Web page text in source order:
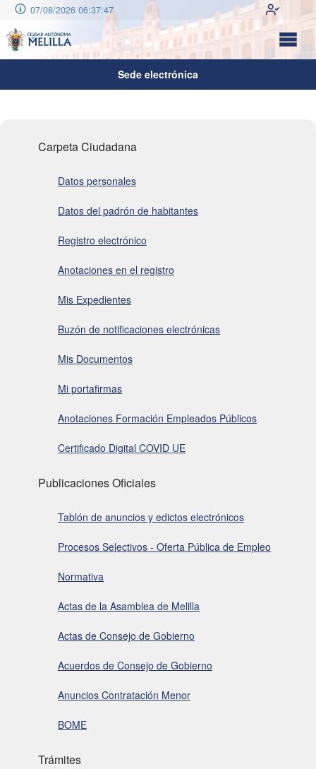
07/08/2026 06:37:47
Sede electrónica
Carpeta Ciudadana
Datos personales
Datos del padrón de habitantes
Registro electrónico
Anotaciones en el registro
Mis Expedientes
Buzón de notificaciones electrónicas
Mis Documentos
Mi portafirmas
Anotaciones Formación Empleados Públicos
Certificado Digital COVID UE
Publicaciones Oficiales
Tablón de anuncios y edictos electrónicos
Procesos Selectivos - Oferta Pública de Empleo
Normativa
Actas de la Asamblea de Melilla
Actas de Consejo de Gobierno
Acuerdos de Consejo de Gobierno
Anuncios Contratación Menor
BOME
Trámites